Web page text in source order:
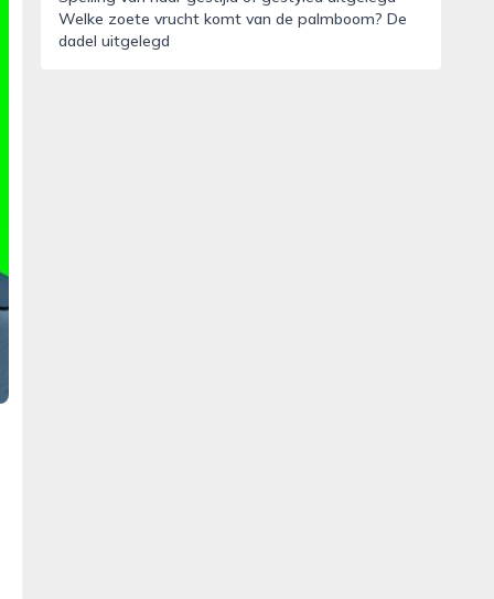
Welke zoete vrucht komt van de palmboom? De
dadel uitgelegd